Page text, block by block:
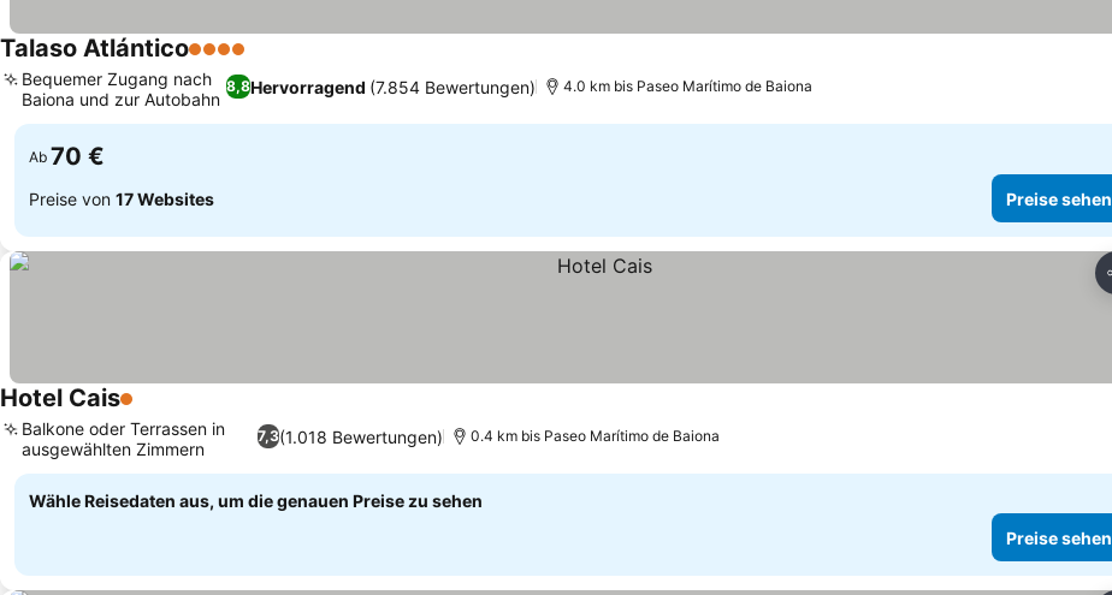
Talaso Atlántico4 Sterne
8,8Hervorragend (7.854 Bewertungen)
Bequemer Zugang nach
Baiona und zur Autobahn
4.0 km bis Paseo Marítimo de Baiona
Ab 70 €
Preise von 17 Websites Preise sehen
Hotel Cais1 Sterne
7,3(1.018 Bewertungen)
Balkone oder Terrassen in
ausgewählten Zimmern
0.4 km bis Paseo Marítimo de Baiona
Wähle Reisedaten aus, um die genauen Preise zu sehen
Preise sehen